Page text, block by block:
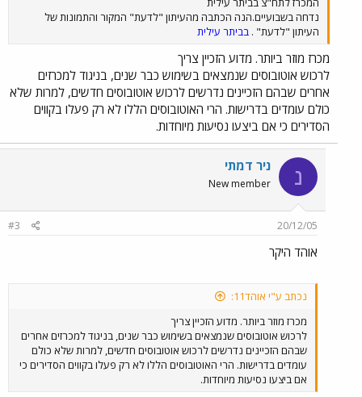
נדחה בשבועיים.הנה הכתבה מהעיתון "לדעת" המקור והתמונות של
העיתון "לדעת" . בביתר עילית
מכרז מוזר ביותר. מדוע הזכיין צריך
לרכוש אוטובוסים שנמצאים בשימוש כבר שנים, בניגוד למכרזים
אחרים שבהם הזכיינים נדרשים לרכוש אוטובוסים חדשים, למרות שלא
כולם עומדים בדרישות. הרי האוטובוסים הללו לא רק פעלו בקווים
הסדירים כי אם ביצעו נסיעות מיוחדות.
נ ניר דמתי
New member
20/12/05
#3
אוהד היקר
נכתב ע"י אוהד11:
מכרז מוזר ביותר. מדוע הזכיין צריך
לרכוש אוטובוסים שנמצאים בשימוש כבר שנים, בניגוד למכרזים אחרים
שבהם הזכיינים נדרשים לרכוש אוטובוסים חדשים, למרות שלא כולם
עומדים בדרישות. הרי האוטובוסים הללו לא רק פעלו בקווים הסדירים כי
אם ביצעו נסיעות מיוחדות.